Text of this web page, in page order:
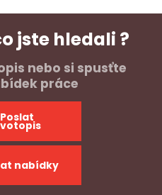
jste hledali ?
nebo si spusťte
práce
Poslat
nabídky